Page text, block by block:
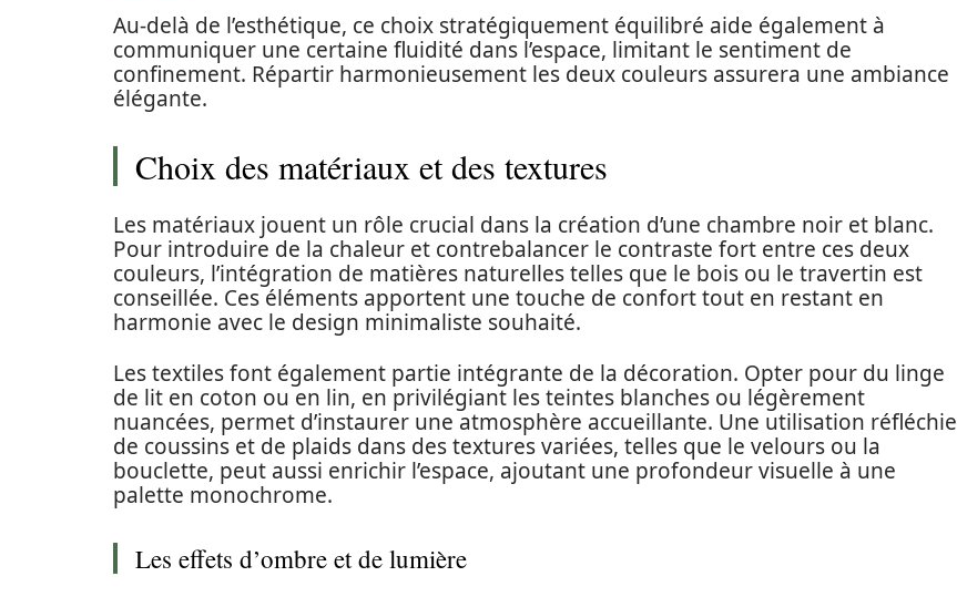
Au-delà de l’esthétique, ce choix stratégiquement équilibré aide également à
communiquer une certaine fluidité dans l’espace, limitant le sentiment de
confinement. Répartir harmonieusement les deux couleurs assurera une ambiance
élégante.
Choix des matériaux et des textures
Les matériaux jouent un rôle crucial dans la création d’une chambre noir et blanc.
Pour introduire de la chaleur et contrebalancer le contraste fort entre ces deux
couleurs, l’intégration de matières naturelles telles que le bois ou le travertin est
conseillée. Ces éléments apportent une touche de confort tout en restant en
harmonie avec le design minimaliste souhaité.
Les textiles font également partie intégrante de la décoration. Opter pour du linge
de lit en coton ou en lin, en privilégiant les teintes blanches ou légèrement
nuancées, permet d’instaurer une atmosphère accueillante. Une utilisation réfléchie
de coussins et de plaids dans des textures variées, telles que le velours ou la
bouclette, peut aussi enrichir l’espace, ajoutant une profondeur visuelle à une
palette monochrome.
Les effets d’ombre et de lumière